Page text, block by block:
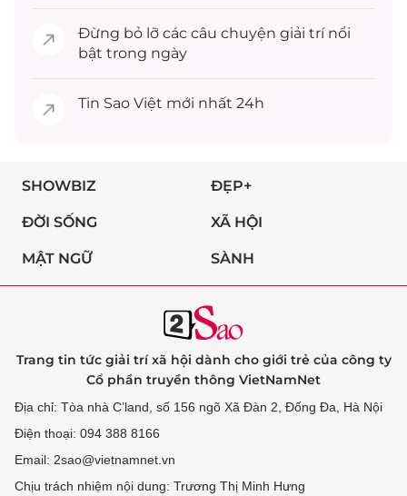
Đừng bỏ lỡ các câu chuyện giải trínổi
bật trong ngày
Tin Sao Việt mới nhất 24h
SHOWBIZ ĐẸP+
ĐỜI SỐNG XÃ HỘI
MẬT NGỮ SÀNH
Trang tin tức giải trí xã hội dành cho giới trẻ của công ty
Cổ phần truyền thông VietNamNet
Địa chỉ: Tòa nhà C’land, số 156 ngõ Xã Đàn 2, Đống Đa, Hà Nội
Điện thoại: 094 388 8166
Email: 2sao@vietnamnet.vn
Chịu trách nhiệm nội dung: Trương Thị Minh Hưng